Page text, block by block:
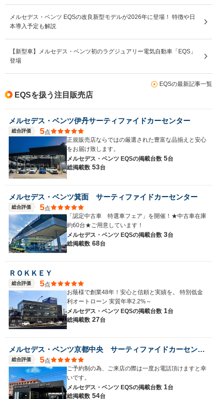
メルセデス・ベンツ EQSの改良新型モデルが2026年に登場！ 特徴や日
本導入予定も解説
【新型車】メルセデス・ベンツ初のラグジュアリー電気自動車「EQS」
登場
EQSの最新記事一覧
EQSを扱う注目販売店
メルセデス・ベンツ伊丹サーティファイドカーセンター
総合評価 5点
正規販売店ならではの厳選された豊富な品揃えと安心
をお届け致します。
メルセデス・ベンツ EQSの掲載台数 5台
総掲載数 53台
メルセデス・ベンツ箕面 サーティファイドカーセンター
総合評価 5点
「認定中古車 特選車フェア」を開催！★中古車在庫
約60台★ご用意しています！
メルセデス・ベンツ EQSの掲載台数 3台
総掲載数 68台
ＲＯＫＫＥＹ
総合評価 5点
お蔭様で創業48年！安心と信頼と実績を。 特別低金
利オートローン 実質年率2.2%～
メルセデス・ベンツ EQSの掲載台数 1台
総掲載数 27台
メルセデス・ベンツ京都中央 サーティファイドカーセンター
総合評価 5点
ご予約制の為、ご来店の際は一度お電話頂けますと幸
いです。
メルセデス・ベンツ EQSの掲載台数 1台
総掲載数 54台